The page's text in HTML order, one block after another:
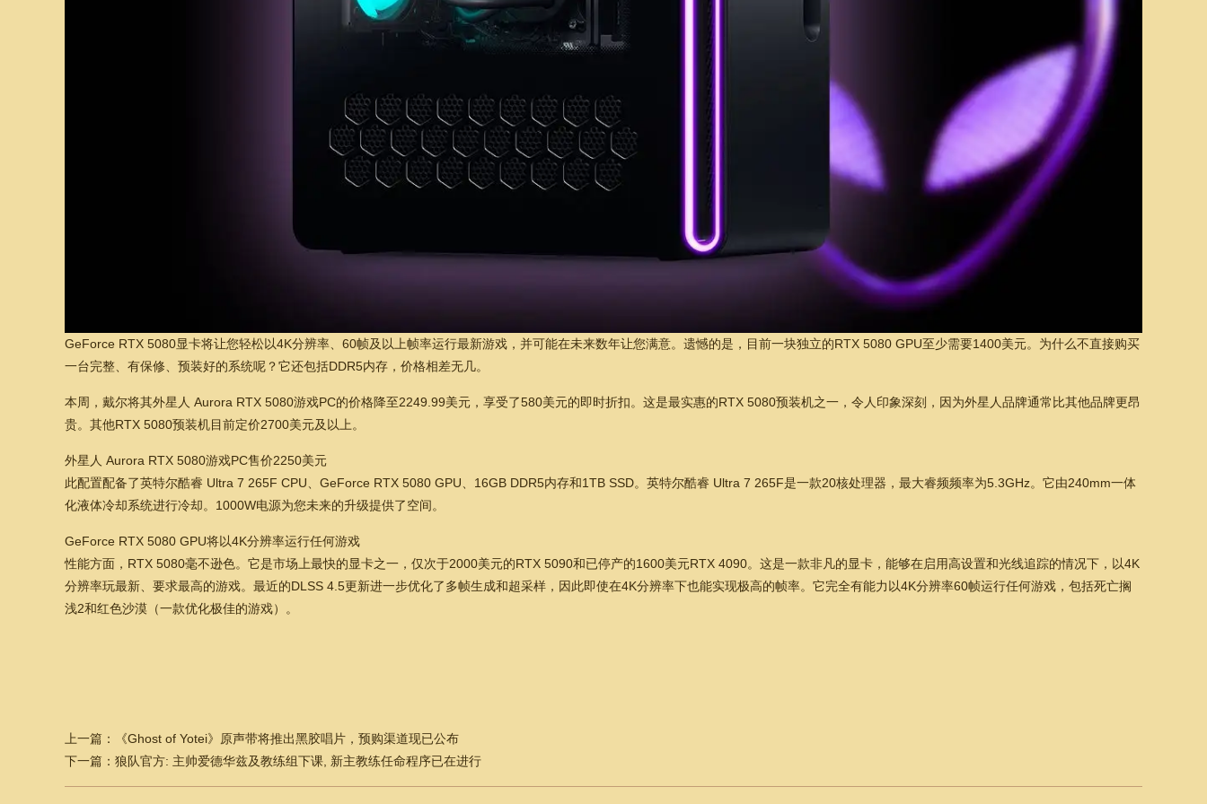
GeForce RTX 5080显卡将让您轻松以4K分辨率、60帧及以上帧率运行最新游戏，并可能在未来数年让您满意。遗憾的是，目前一块独立的RTX 5080 GPU至少需要1400美元。为什么不直接购买
一台完整、有保修、预装好的系统呢？它还包括DDR5内存，价格相差无几。
本周，戴尔将其外星人 Aurora RTX 5080游戏PC的价格降至2249.99美元，享受了580美元的即时折扣。这是最实惠的RTX 5080预装机之一，令人印象深刻，因为外星人品牌通常比其他品牌更昂
贵。其他RTX 5080预装机目前定价2700美元及以上。
外星人 Aurora RTX 5080游戏PC售价2250美元
此配置配备了英特尔酷睿 Ultra 7 265F CPU、GeForce RTX 5080 GPU、16GB DDR5内存和1TB SSD。英特尔酷睿 Ultra 7 265F是一款20核处理器，最大睿频频率为5.3GHz。它由240mm一体
化液体冷却系统进行冷却。1000W电源为您未来的升级提供了空间。
GeForce RTX 5080 GPU将以4K分辨率运行任何游戏
性能方面，RTX 5080毫不逊色。它是市场上最快的显卡之一，仅次于2000美元的RTX 5090和已停产的1600美元RTX 4090。这是一款非凡的显卡，能够在启用高设置和光线追踪的情况下，以4K
分辨率玩最新、要求最高的游戏。最近的DLSS 4.5更新进一步优化了多帧生成和超采样，因此即使在4K分辨率下也能实现极高的帧率。它完全有能力以4K分辨率60帧运行任何游戏，包括死亡搁
浅2和红色沙漠（一款优化极佳的游戏）。
上一篇：
《Ghost of Yotei》原声带将推出黑胶唱片，预购渠道现已公布
下一篇： 狼队官方: 主帅爱德华兹及教练组下课, 新主教练任命程序已在进行